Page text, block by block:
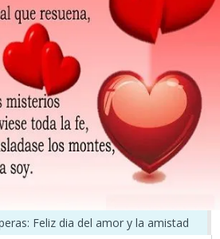
Feliz dia del amor y la amistad